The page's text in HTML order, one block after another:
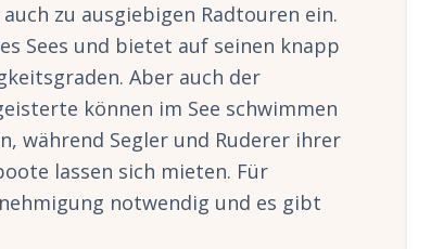
zu ausgiebigen Radtouren ein.
Sees und bietet auf seinen knapp
Aber auch der
können im See schwimmen
während Segler und Ruderer ihrer
lassen sich mieten. Für
notwendig und es gibt